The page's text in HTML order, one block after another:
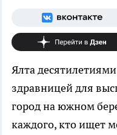
Ялта
здравницей для
город на южном
каждого, кто ищет